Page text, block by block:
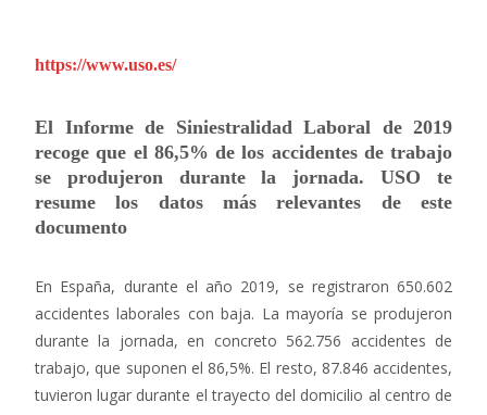
https://www.uso.es/
El Informe de Siniestralidad Laboral de 2019
recoge que el 86,5% de los accidentes de trabajo
se produjeron durante la jornada. USO te
resume los datos más relevantes de este
documento
En España, durante el año 2019, se registraron 650.602
accidentes laborales con baja. La mayoría se produjeron
durante la jornada, en concreto 562.756 accidentes de
trabajo, que suponen el 86,5%. El resto, 87.846 accidentes,
tuvieron lugar durante el trayecto del domicilio al centro de